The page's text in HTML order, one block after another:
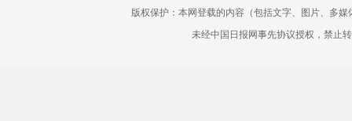
版权保护：本网登载的内容（包括文字、图片、多
未经中国日报网事先协议授权，禁止